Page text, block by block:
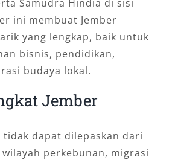
Samudra Hindia di sisi
ini membuat Jember
yang lengkap, baik untuk
bisnis, pendidikan,
budaya lokal.
Jember
tidak dapat dilepaskan dari
perkebunan, migrasi